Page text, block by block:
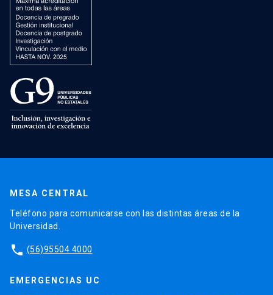
MESA CENTRAL
Teléfono para comunicarse con las distintas áreas de la
Universidad.
phone (56)95504 4000
EMERGENCIAS UC